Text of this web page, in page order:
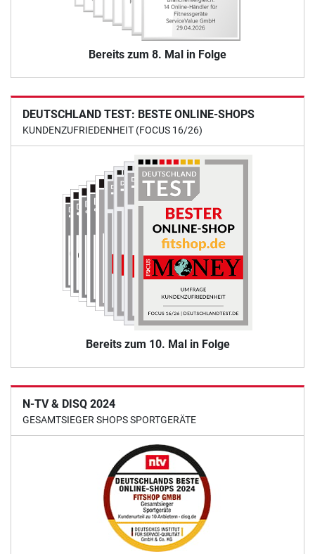
Bereits zum 8. Mal in Folge
DEUTSCHLAND TEST: BESTE ONLINE-SHOPS
KUNDENZUFRIEDENHEIT (FOCUS 16/26)
Bereits zum 10. Mal in Folge
N-TV & DISQ 2024
GESAMTSIEGER SHOPS SPORTGERÄTE